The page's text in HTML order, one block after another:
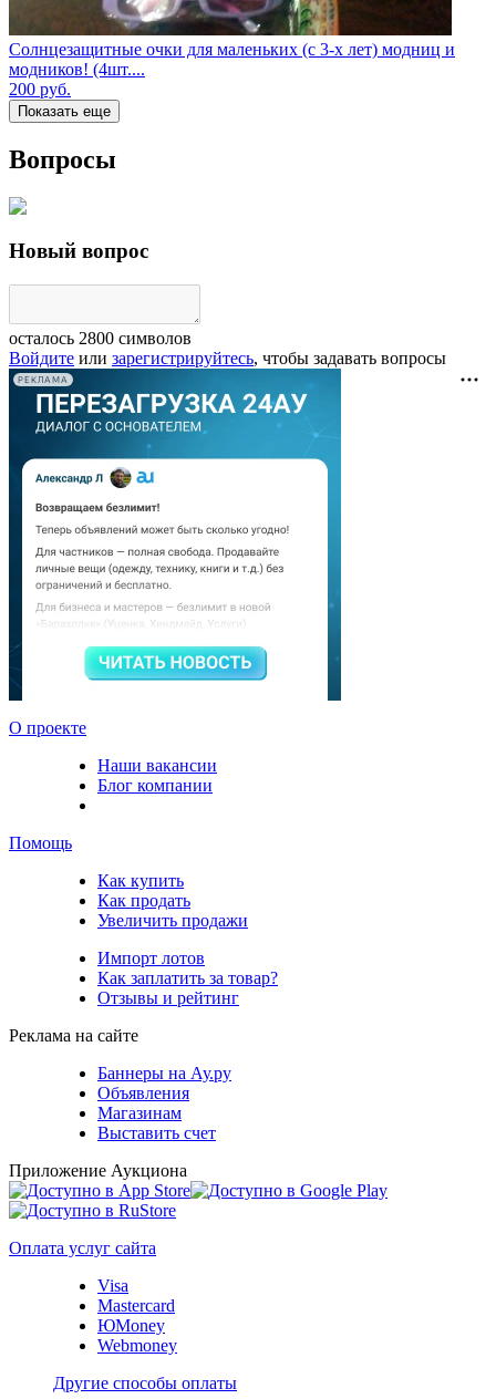
Солнцезащитные очки для маленьких (с 3-х лет) модниц и
модников! (4шт....
200 руб.
Показать еще
Вопросы
Новый вопрос
осталось 2800 символов
Войдите или зарегистрируйтесь, чтобы задавать вопросы
РЕКЛАМА
О проекте
Наши вакансии
Блог компании
Помощь
Как купить
Как продать
Увеличить продажи
Импорт лотов
Как заплатить за товар?
Отзывы и рейтинг
Реклама на сайте
Баннеры на Ау.ру
Объявления
Магазинам
Выставить счет
Приложение Аукциона
Оплата услуг сайта
Visa
Mastercard
ЮMoney
Webmoney
Другие способы оплаты